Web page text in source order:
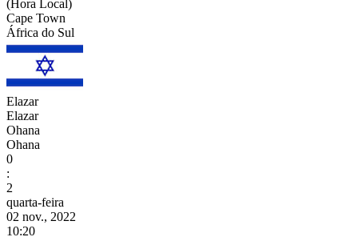
(Hora Local)
Cape Town
África do Sul
Elazar
Elazar
Ohana
Ohana
0
:
2
quarta-feira
02 nov., 2022
10:20